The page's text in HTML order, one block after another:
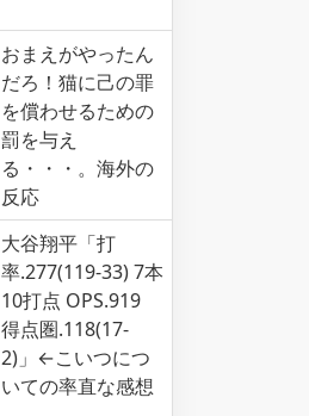
おまえがやったん
だろ！猫に己の罪
を償わせるための
罰を与え
る・・・。海外の
反応
大谷翔平「打
率.277(119-33) 7本
10打点 OPS.919
得点圏.118(17-
2)」←こいつにつ
いての率直な感想